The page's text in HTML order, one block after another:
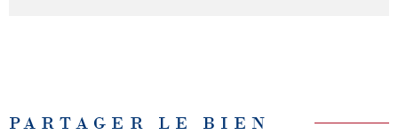
PARTAGER LE BIEN